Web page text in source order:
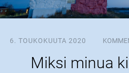
6. TOUKOKUUTA 2020
Miksi minua